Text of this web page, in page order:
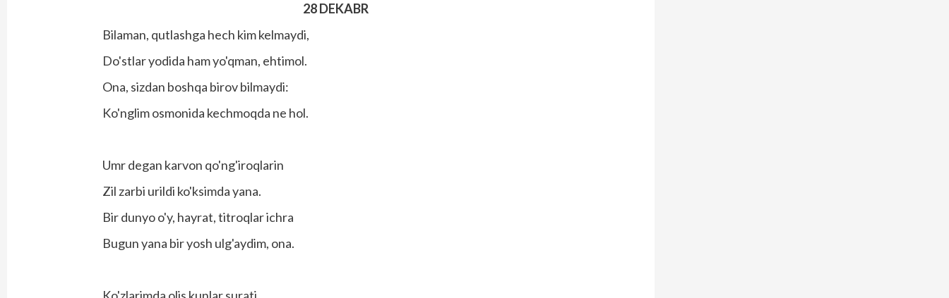
28 DEKABR
Bilaman, qutlashga hech kim kelmaydi,
Do'stlar yodida ham yo'qman, ehtimol.
Ona, sizdan boshqa birov bilmaydi:
Ko'nglim osmonida kechmoqda ne hol.
Umr degan karvon qo'ng'iroqlarin
Zil zarbi urildi ko'ksimda yana.
Bir dunyo o'y, hayrat, titroqlar ichra
Bugun yana bir yosh ulg'aydim, ona.